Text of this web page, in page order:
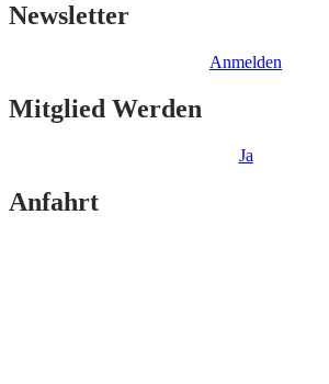
Newsletter
Anmelden
Mitglied Werden
Ja
Anfahrt